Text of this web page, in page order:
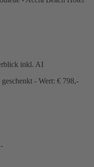
inkl. AI
- Wert: € 798,-